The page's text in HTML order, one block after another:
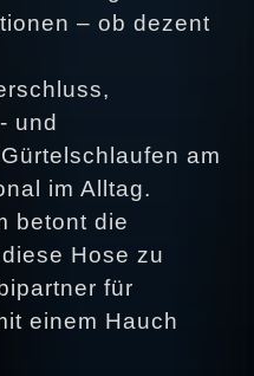
– ob dezent
und
am
im Alltag.
betont die
Hose zu
für
einem Hauch